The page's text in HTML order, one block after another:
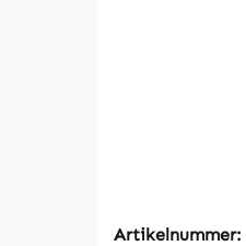
Artikelnummer: